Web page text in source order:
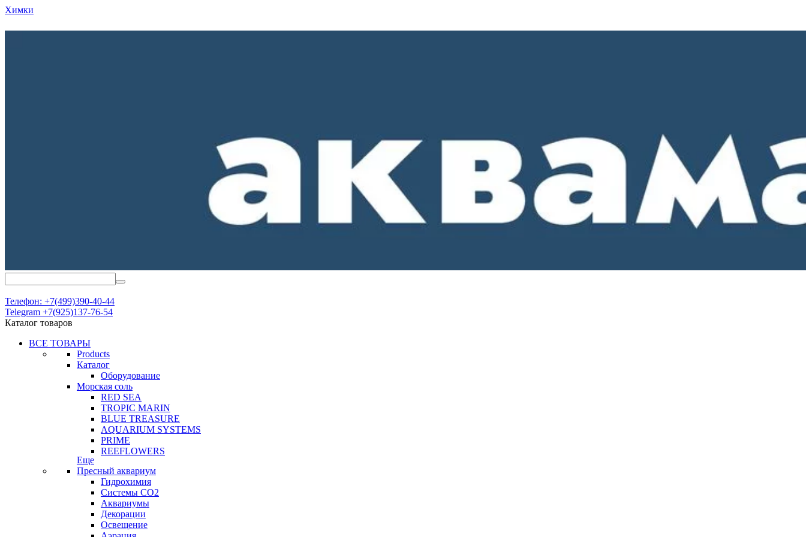
Химки
Телефон: +7(499)390-40-44
Telegram +7(925)137-76-54
Каталог товаров
ВСЕ ТОВАРЫ
Products
Каталог
Оборудование
Морская соль
RED SEA
TROPIC MARIN
BLUE TREASURE
AQUARIUM SYSTEMS
PRIME
REEFLOWERS
Еще
Пресный аквариум
Гидрохимия
Системы СО2
Аквариумы
Декорации
Освещение